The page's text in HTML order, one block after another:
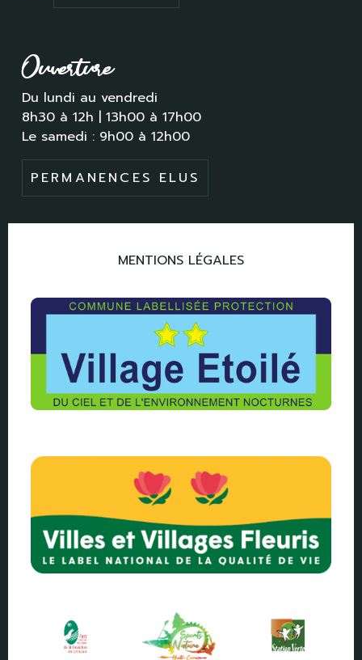
Ouverture
Du lundi au vendredi
8h30 à 12h | 13h00 à 17h00
Le samedi : 9h00 à 12h00
PERMANENCES ELUS
MENTIONS LÉGALES